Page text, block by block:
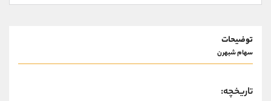
توضیحات
سهام شبهرن
تاریخچه: